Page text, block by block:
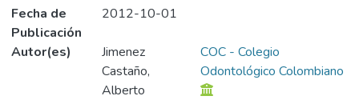
Fecha de
Publicación
2012-10-01
Autor(es)
Jimenez
Castaño,
Alberto
COC - Colegio
Odontológico Colombiano